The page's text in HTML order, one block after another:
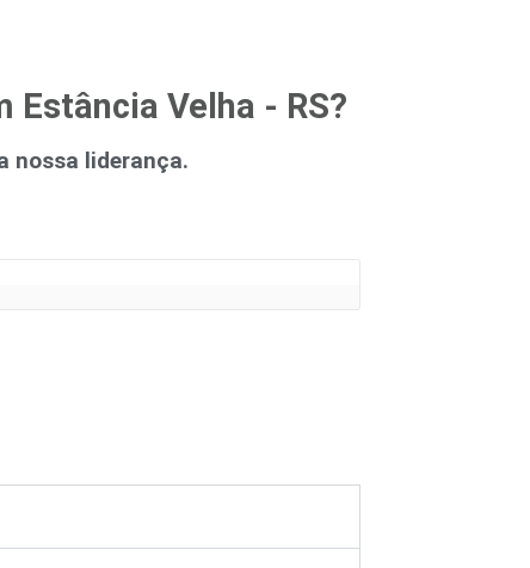
Estância Velha - RS?
nossa liderança.